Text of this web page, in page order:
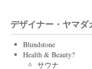
デザイナー・ヤマダ
Blundstone
Health & Beauty?
サウナ